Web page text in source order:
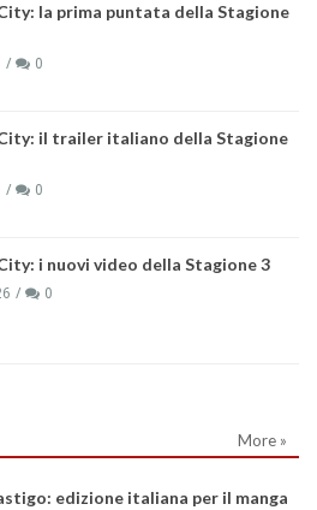
la prima puntata della Stagione
0
il trailer italiano della Stagione
0
i nuovi video della Stagione 3
0
More »
edizione italiana per il manga